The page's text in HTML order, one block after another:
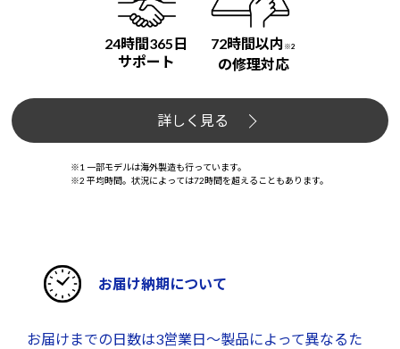
24時間365日
サポート
72時間以内 ※2
の修理対応
詳しく見る
※1 一部モデルは海外製造も行っています。
※2 平均時間。状況によっては72時間を超えることもあります。
お届け納期について
お届けまでの日数は3営業日～製品によって異なるた